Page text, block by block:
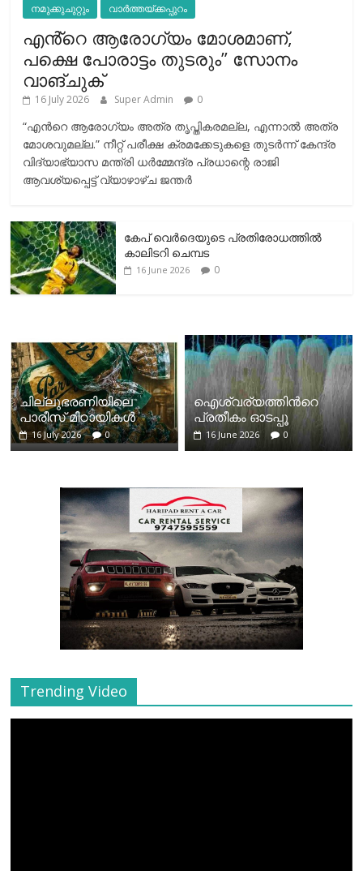
നമുക്കുചുറ്റും വാർത്തയ്ക്കപ്പുറം
എൻ്റെ ആരോഗ്യം മോശമാണ്,
പക്ഷെ പോരാട്ടം തുടരും” സോനം
വാങ്ചുക്
16 July 2026 Super Admin 0
“എന്‍റെ ആരോഗ്യം അത്ര തൃപ്തികരമല്ല, എന്നാൽ അത്ര
മോശവുമല്ല.” നീറ്റ് പരീക്ഷ ക്രമക്കേടുകളെ തുടർന്ന് കേന്ദ്ര
വിദ്യാഭ്യാസ മന്ത്രി ധർമ്മേന്ദ്ര പ്രധാന്റെ രാജി
ആവശ്യപ്പെട്ട് വ്യാഴാഴ്ച ജന്തർ
കേപ് വെര്‍ദെയുടെ പ്രതിരോധത്തില്‍
കാലിടറി ചെമ്പട
16 June 2026 0
ചില്ലുഭരണിയിലെ
പാരീസ് മിഠായികള്‍
16 July 2026 0
ഐശ്വര്യത്തിന്‍റെ
പ്രതീകം ഓടപ്പൂ
16 June 2026 0
Trending Video